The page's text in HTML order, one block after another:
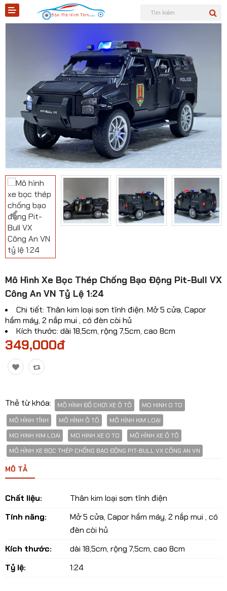
Shopee
Tiktok
Sản phẩm
Tin tức
Liên hệ
Mô hình quân sự
Mô hinh xe Ô TÔ
Mô hình xe cơ giới
Mô hình Xe cổ
Tỷ lệ mô hình
Mô hình lắp ráp
Máy bay dân sự
Mô hình nhân vật
Xem thêm danh mục
So sánh Yêu thích(0)
​Mô Hình Xe Bọc Thép Chống Bạo Động Pit-Bull VX
Công An VN Tỷ Lệ 1:24
Chi tiết: Thân kim loại sơn tĩnh điện. Mở 5 cửa, Capor
hầm máy, 2 nắp mui , có đèn còi hủ
Kích thước: dài 18,5cm, rộng 7,5cm, cao 8cm
349,000đ
Thẻ từ khóa: MÔ HÌNH ĐỒ CHƠI XE Ô TÔ
MO HINH O TO
MÔ HÌNH TĨNH
MÔ HÌNH Ô TÔ
MÔ HÌNH KIM LOẠI
MO HINH KIM LOAI
MO HINH XE O TO
MÔ HÌNH XE Ô TÔ
MÔ HÌNH XE BỌC THÉP CHỐNG BẠO ĐỘNG PIT-BULL VX CÔNG AN VN
MÔ TẢ
Chất liệu:
Thân kim loại sơn tĩnh điện
Tính năng:
Mở 5 cửa, Capor hầm máy, 2 nắp mui , có
đèn còi hủ
Kích thước:
dài 18,5cm, rộng 7,5cm, cao 8cm
Tỷ lệ:
1:24